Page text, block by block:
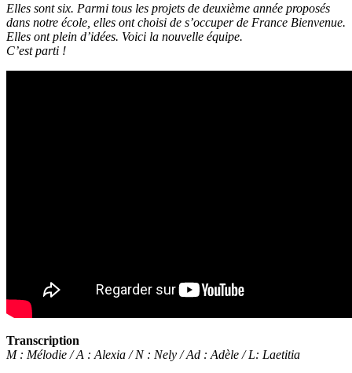
Elles sont six. Parmi tous les projets de deuxième année proposés
dans notre école, elles ont choisi de s’occuper de France Bienvenue.
Elles ont plein d’idées. Voici la nouvelle équipe.
C’est parti !
Transcription
M : Mélodie / A : Alexia / N : Nely / Ad : Adèle / L: Laetitia